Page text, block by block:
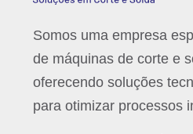
Somos uma empresa
de máquinas de corte e
oferecendo soluções
para otimizar processos